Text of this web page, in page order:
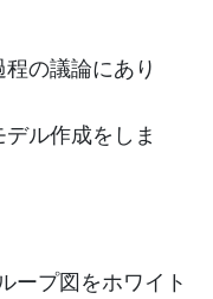
の議論にあり
ル作成をしま
ープ図をホワイト